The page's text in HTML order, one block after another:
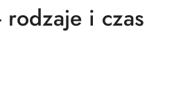
rodzaje i czas